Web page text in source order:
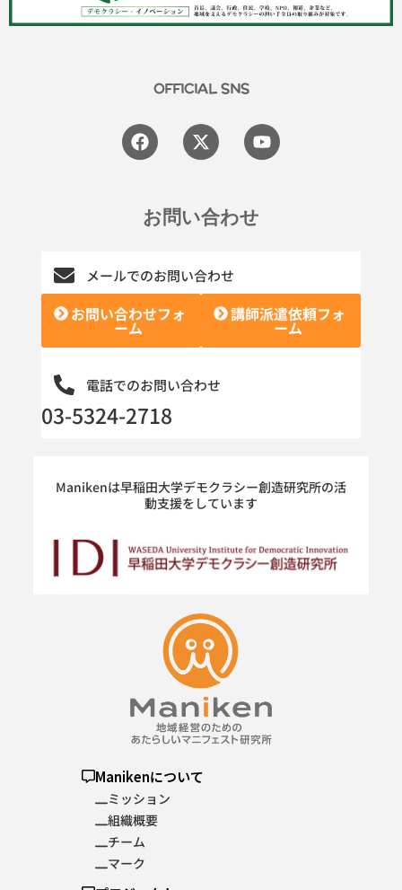
OFFICIAL SNS
Facebook
X-
twitter
Youtube
お問い合わせ
メールでのお問い合わせ
お問い合わせフォ
ーム
講師派遣依頼フォ
ーム
電話でのお問い合わせ
03-5324-2718
Manikenは早稲田大学デモクラシー創造研究所の活
動支援をしています
Manikenについて
ミッション
組織概要
チーム
マーク